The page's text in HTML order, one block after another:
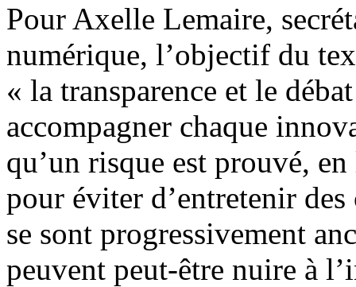
Pour Axelle Lemaire,
numérique, l’objectif du
« la transparence et le
accompagner chaque
qu’un risque est prouvé,
pour éviter d’entretenir
se sont progressivement
peuvent peut-être nuire à